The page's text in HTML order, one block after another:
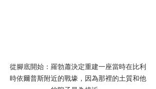
從腳底開始：羅勃蕭決定重建一座當時在比利
時依爾普斯附近的戰壕，因為那裡的土質和他